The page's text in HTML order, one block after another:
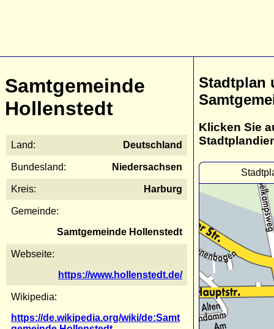
Samtgemeinde
Hollenstedt
Land: Deutschland
Bundesland: Niedersachsen
Kreis: Harburg
Gemeinde:
Samtgemeinde Hollenstedt
Webseite:
https://www.hollenstedt.de/
Wikipedia:
https://de.wikipedia.org/wiki/de:Samt
Stadtplan
Klicken Sie